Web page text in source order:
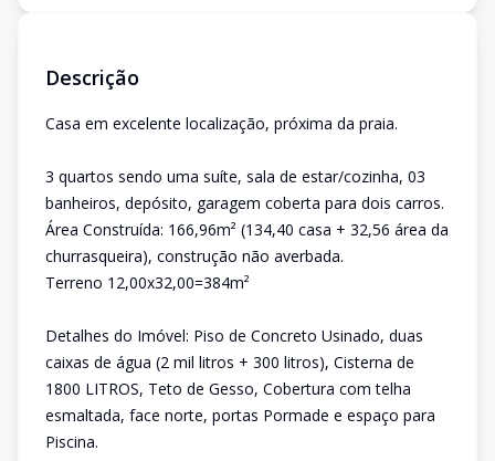
Descrição
Casa em excelente localização, próxima da praia.
3 quartos sendo uma suíte, sala de estar/cozinha, 03
banheiros, depósito, garagem coberta para dois carros.
Área Construída: 166,96m² (134,40 casa + 32,56 área da
churrasqueira), construção não averbada.
Terreno 12,00x32,00=384m²
Detalhes do Imóvel: Piso de Concreto Usinado, duas
caixas de água (2 mil litros + 300 litros), Cisterna de
1800 LITROS, Teto de Gesso, Cobertura com telha
esmaltada, face norte, portas Pormade e espaço para
Piscina.